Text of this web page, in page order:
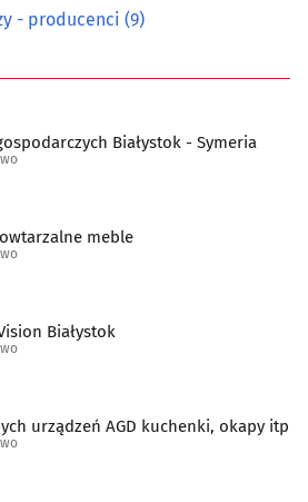
(6)
artykuły(28)
administracje
(13)
- producenci (9)
Białystok - Symeria
meble
Białystok
urządzeń AGD kuchenki, okapy itp